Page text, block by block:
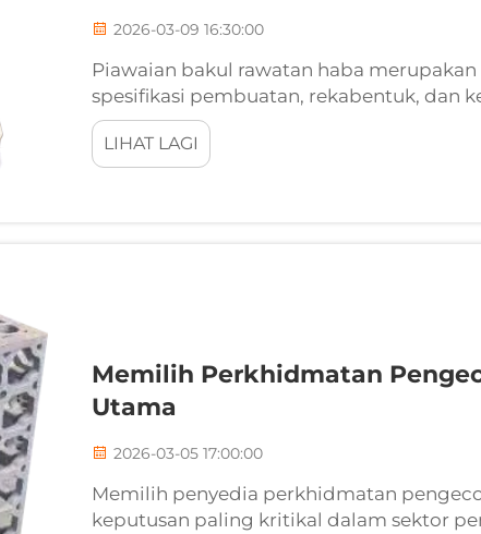
2026-03-09 16:30:00
Piawaian bakul rawatan haba
spesifikasi pembuatan, rekabentuk, dan
digunakan dalam aplikasi pemprosesan
bahawa bekas rawatan haba...
LIHAT LAGI
Memilih Perkhidmatan
Utama
2026-03-05 17:00:00
Memilih penyedia perkhidmatan
keputusan paling kritikal dalam sektor